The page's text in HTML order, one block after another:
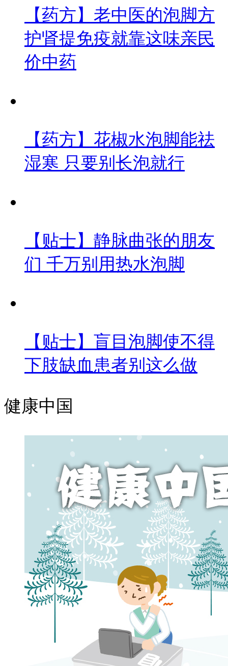
【药方】老中医的泡脚方
护肾提免疫就靠这味亲民
价中药
【药方】花椒水泡脚能祛
湿寒 只要别长泡就行
【贴士】静脉曲张的朋友
们 千万别用热水泡脚
【贴士】盲目泡脚使不得
下肢缺血患者别这么做
健康中国